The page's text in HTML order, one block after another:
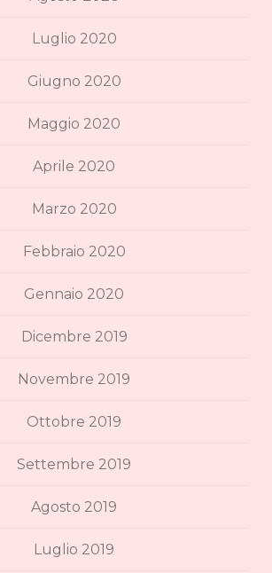
Luglio 2020
Giugno 2020
Maggio 2020
Aprile 2020
Marzo 2020
Febbraio 2020
Gennaio 2020
Dicembre 2019
Novembre 2019
Ottobre 2019
Settembre 2019
Agosto 2019
Luglio 2019